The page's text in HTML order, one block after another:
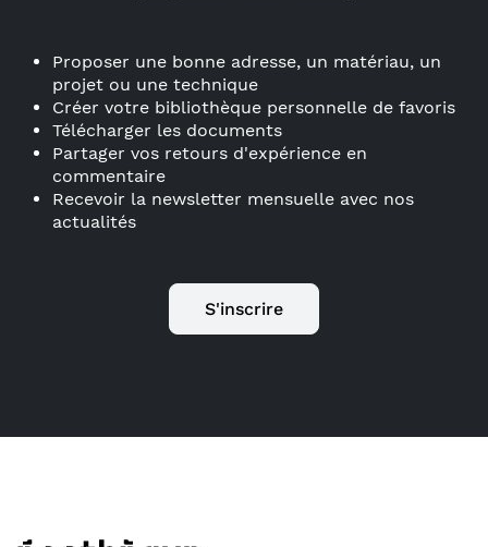
Proposer une bonne adresse, un matériau, un
projet ou une technique
Créer votre bibliothèque personnelle de favoris
Télécharger les documents
Partager vos retours d'expérience en
commentaire
Recevoir la newsletter mensuelle avec nos
actualités
S'inscrire